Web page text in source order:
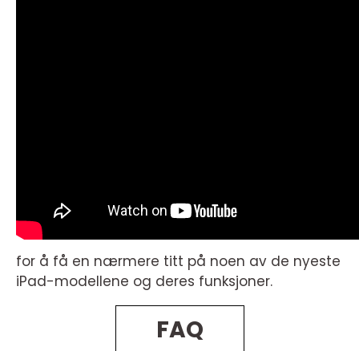
for å få en nærmere titt på noen av de nyeste
iPad-modellene og deres funksjoner.
FAQ